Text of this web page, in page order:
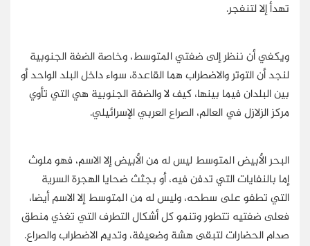
تهدأ إلا لتنفجر.
ويكفي أن ننظر إلى ضفتي المتوسط، وخاصة الضفة الجنوبية
لنجد أن التوتر والاضطراب هما القاعدة، سواء داخل البلد الواحد أو
بين البلدان فيما بينها، كيف لا والضفة الجنوبية هي التي تأوي
مركز الزلازل في العالم، الصراع العربي الإسرائيلي.
البحر الأبيض المتوسط ليس له من الأبيض إلا الاسم، فهو ملوث
إما بالنفايات التي تدفن فيه، أو بجثث ضحايا الهجرة السرية
التي تطفو على سطحه، وليس له من المتوسط إلا الاسم أيضا،
فعلى ضفتيه تتطور وتنمو كل أشكال التطرف التي تغذي منطق
صدام الحضارات لتبقى هشة وضعيفة، وتديم الاضطراب والصراع.